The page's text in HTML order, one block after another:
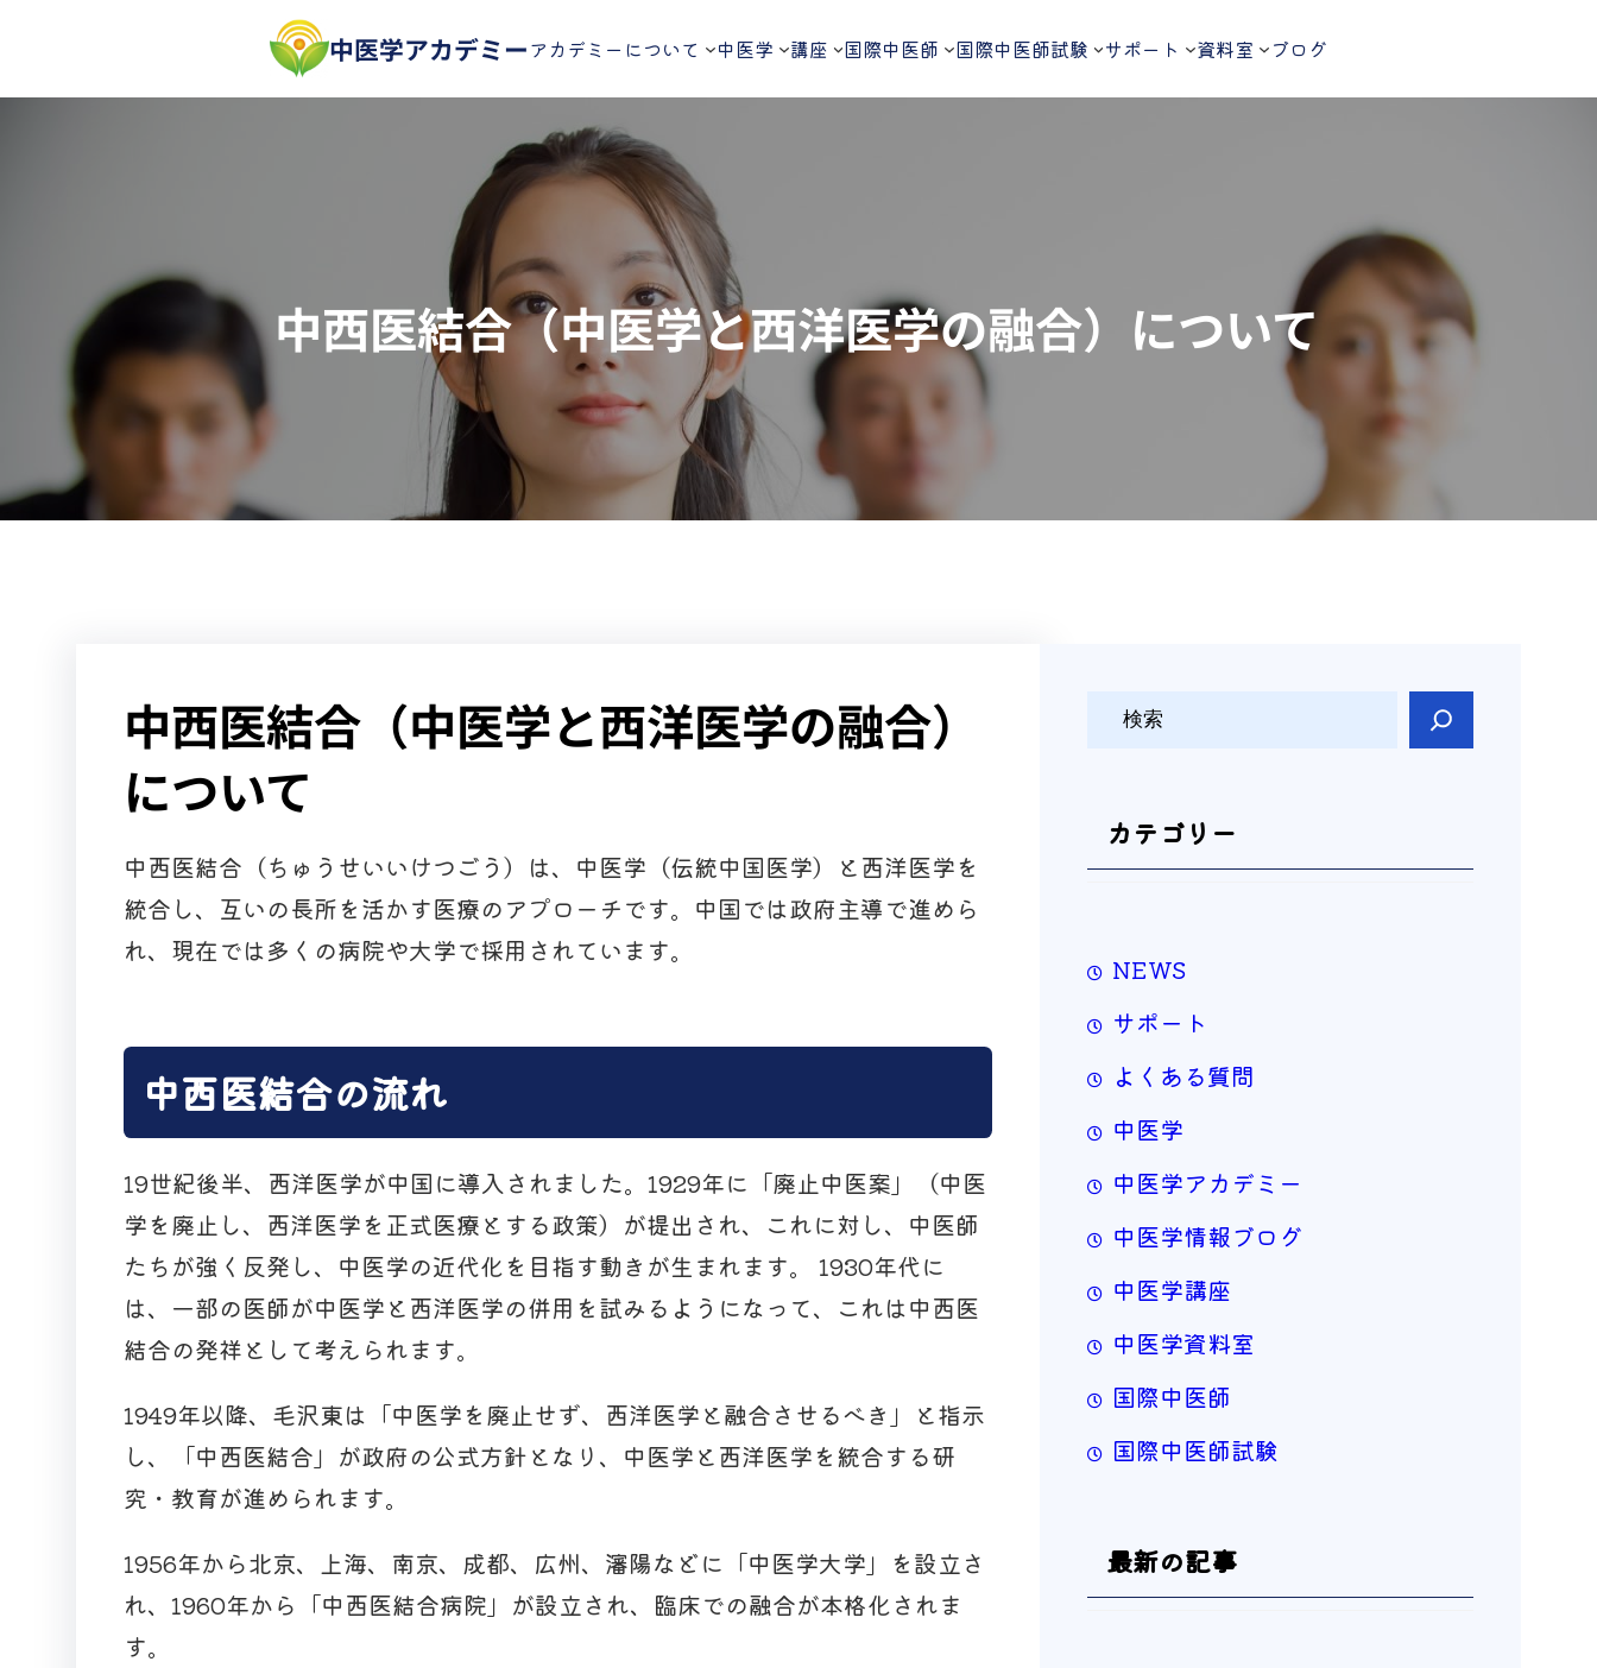
を
中医学アカデミーアカデミーについて 中医学 講座 国際中医師 国際中医師試験 サポート 資料室 ブログ
中西医結合（中医学と西洋医学の融合）について
中西医結合（中医学と西洋医学の融合）
について
中西医結合（ちゅうせいいけつごう）は、中医学（伝統中国医学）と西洋医学を
統合し、互いの長所を活かす医療のアプローチです。中国では政府主導で進めら
れ、現在では多くの病院や大学で採用されています。
中西医結合の流れ
19世紀後半、西洋医学が中国に導入されました。1929年に「廃止中医案」（中医
学を廃止し、西洋医学を正式医療とする政策）が提出され、これに対し、中医師
たちが強く反発し、中医学の近代化を目指す動きが生まれます。 1930年代に
は、一部の医師が中医学と西洋医学の併用を試みるようになって、これは中西医
結合の発祥として考えられます。
1949年以降、毛沢東は「中医学を廃止せず、西洋医学と融合させるべき」と指示
し、「中西医結合」が政府の公式方針となり、中医学と西洋医学を統合する研
究・教育が進められます。
1956年から北京、上海、南京、成都、広州、瀋陽などに「中医学大学」を設立さ
れ、1960年から「中西医結合病院」が設立され、臨床での融合が本格化されま
す。
カテゴリー
NEWS
サポート
よくある質問
中医学
中医学アカデミー
中医学情報ブログ
中医学講座
中医学資料室
国際中医師
国際中医師試験
最新の記事